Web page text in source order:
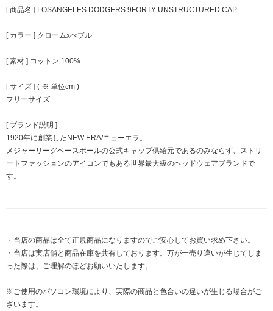
[ 商品名 ] LOSANGELES DODGERS 9FORTY UNSTRUCTURED CAP
[ カラー ] クロームxぺブル
[ 素材 ] コットン 100%
[ サイズ ] ( ※ 単位cm )
フリーサイズ
[ ブランド説明 ]
1920年に創業したNEW ERA/ニューエラ。
メジャーリーグベースボールの公式キャップ供給元であるのみならず、ストリ
ートファッションのアイコンでもある世界最大級のヘッドウェアブランドで
す。
・当店の商品は全て正規商品になりますのでご安心してお買い求め下さい。
・当店は実店舗と商品在庫を共有しております。万が一売り違いが生じてしま
った際は、ご理解のほどお願いいたします。
※ご使用のパソコン環境により、実際の商品と色合いの違いが生じる場合がご
ざいます。